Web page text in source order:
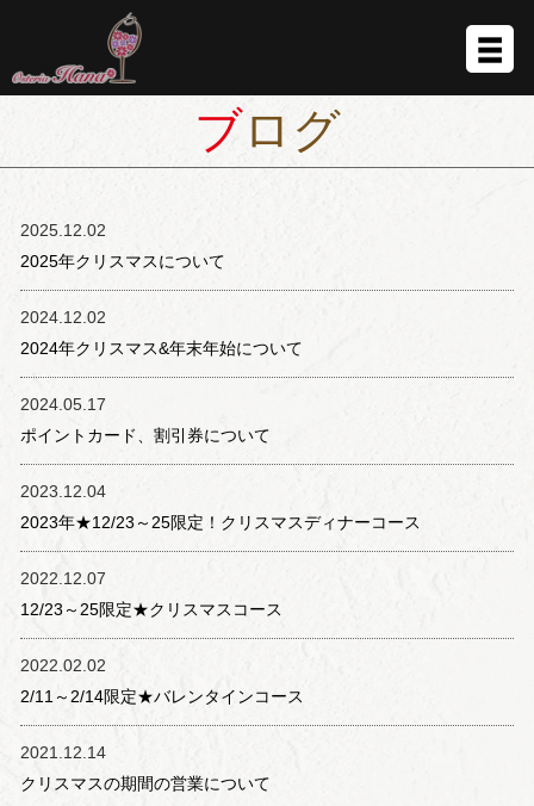
ブログ
2025.12.02
2025年クリスマスについて
2024.12.02
2024年クリスマス&年末年始について
2024.05.17
ポイントカード、割引券について
2023.12.04
2023年★12/23～25限定！クリスマスディナーコース
2022.12.07
12/23～25限定★クリスマスコース
2022.02.02
2/11～2/14限定★バレンタインコース
2021.12.14
クリスマスの期間の営業について